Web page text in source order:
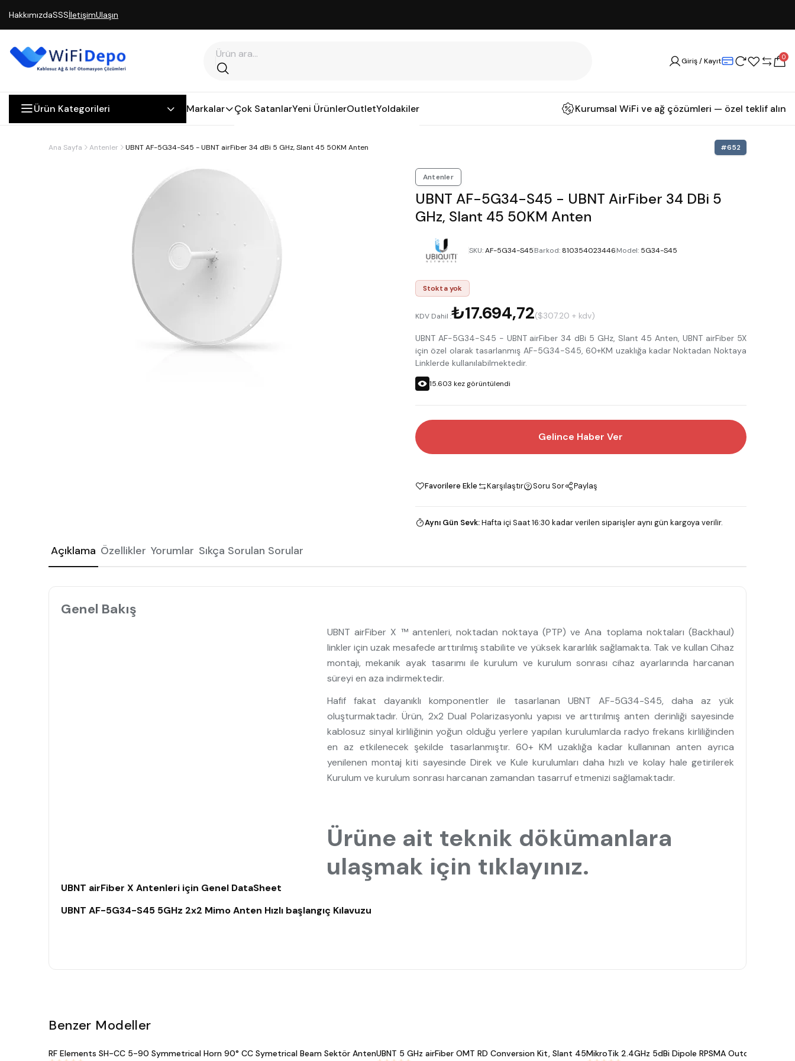
HakkımızdaSSSİletişimUlaşın
Giriş / Kayıt 0
Ürün Kategorileri Markalar Çok SatanlarYeni ÜrünlerOutletYoldakiler Kurumsal WiFi ve ağ çözümleri — özel teklif alın
Ana Sayfa Antenler UBNT AF-5G34-S45 - UBNT airFiber 34 dBi 5 GHz, Slant 45 50KM Anten #652
Antenler
UBNT AF-5G34-S45 - UBNT AirFiber 34 DBi 5
GHz, Slant 45 50KM Anten
SKU:AF-5G34-S45Barkod: 810354023446Model: 5G34-S45
Stokta yok
KDV Dahil :₺17.694,72($307.20 + kdv)
UBNT AF-5G34-S45 - UBNT airFiber 34 dBi 5 GHz, Slant 45 Anten, UBNT airFiber 5X
için özel olarak tasarlanmış AF-5G34-S45, 60+KM uzaklığa kadar Noktadan Noktaya
Linklerde kullanılabilmektedir.
15.603 kez görüntülendi
Gelince Haber Ver
Favorilere Ekle Karşılaştır Soru Sor Paylaş
Aynı Gün Sevk:Hafta içi Saat 16:30 kadar verilen siparişler aynı gün kargoya verilir.
Açıklama Özellikler Yorumlar Sıkça Sorulan Sorular
Genel Bakış
UBNT airFiber X ™ antenleri, noktadan noktaya (PTP) ve Ana toplama noktaları (Backhaul)
linkler için uzak mesafede arttırılmış stabilite ve yüksek kararlılık sağlamakta. Tak ve kullan Cihaz
montajı, mekanik ayak tasarımı ile kurulum ve kurulum sonrası cihaz ayarlarında harcanan
süreyi en aza indirmektedir.
Hafif fakat dayanıklı komponentler ile tasarlanan UBNT AF-5G34-S45, daha az yük
oluşturmaktadır. Ürün, 2x2 Dual Polarizasyonlu yapısı ve arttırılmış anten derinliği sayesinde
kablosuz sinyal kirliliğinin yoğun olduğu yerlere yapılan kurulumlarda radyo frekans kirliliğinden
en az etkilenecek şekilde tasarlanmıştır. 60+ KM uzaklığa kadar kullanınan anten ayrıca
yenilenen montaj kiti sayesinde Direk ve Kule kurulumları daha hızlı ve kolay hale getirilerek
Kurulum ve kurulum sonrası harcanan zamandan tasarruf etmenizi sağlamaktadır.
Ürüne ait teknik dökümanlara
ulaşmak için tıklayınız.
UBNT airFiber X Antenleri için Genel DataSheet
UBNT AF-5G34-S45 5GHz 2x2 Mimo Anten Hızlı başlangıç Kılavuzu
Benzer Modeller
#644
RF Elements SH-CC 5-90 Symmetrical Horn 90° CC Symetrical Beam Sektör Anten#582
UBNT 5 GHz airFiber OMT RD Conversion Kit, Slant 45#545
MikroTik 2.4GHz 5dBi Dipole RPSMA Outdoor Anten